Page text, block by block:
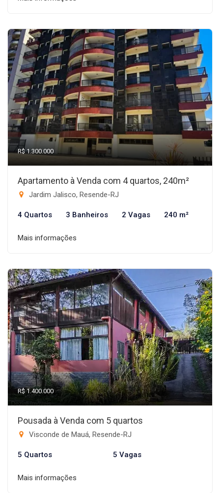
R$ 1.300.000
Apartamento à Venda com 4 quartos, 240m²
Jardim Jalisco, Resende-RJ
4 Quartos 3 Banheiros 2 Vagas 240 m²
Mais informações
R$ 1.400.000
Pousada à Venda com 5 quartos
Visconde de Mauá, Resende-RJ
5 Quartos 5 Vagas
Mais informações